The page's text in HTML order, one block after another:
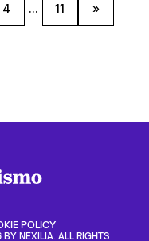
4 ... 11 »
POLICY
NEXILIA. ALL RIGHTS